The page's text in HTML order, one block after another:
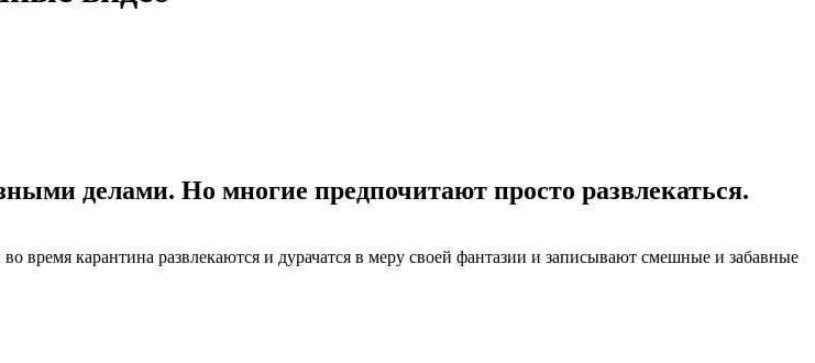
делами. Но многие предпочитают просто развлекаться.
время карантина развлекаются и дурачатся в меру своей фантазии и записывают смешные и забавные